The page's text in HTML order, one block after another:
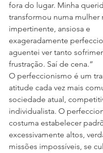
fora do lugar. Minha
transformou numa mulher
impertinente, ansiosa e
exageradamente
aguentei ver tanto
frustração. Saí de cena.”
O perfeccionismo é um
atitude cada vez mais
sociedade atual,
individualista. O
costuma estabelecer
excessivamente altos,
missões impossíveis, se